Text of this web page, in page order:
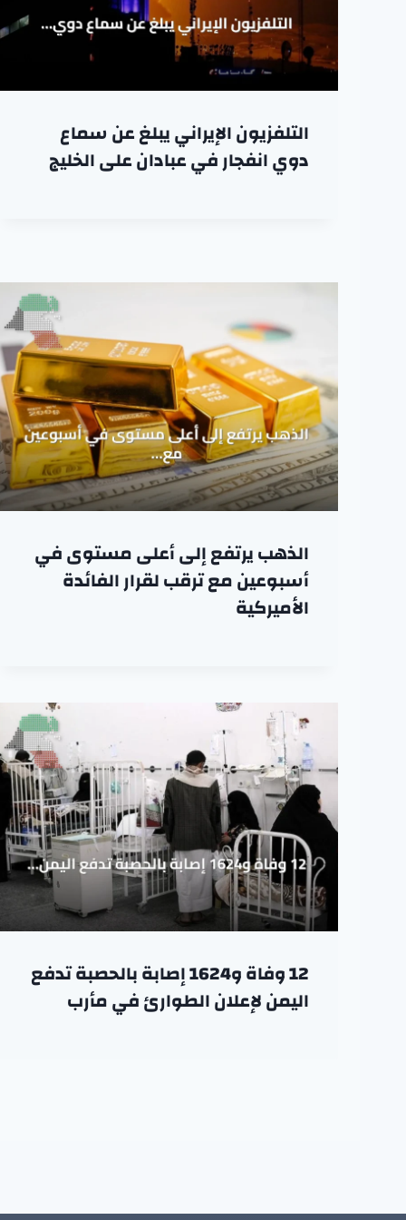
التلفزيون الإيراني يبلغ عن سماع
دوي انفجار في عبادان على الخليج
الذهب يرتفع إلى أعلى مستوى في
أسبوعين مع ترقب لقرار الفائدة
الأميركية
12 وفاة و1624 إصابة بالحصبة تدفع
اليمن لإعلان الطوارئ في مأرب